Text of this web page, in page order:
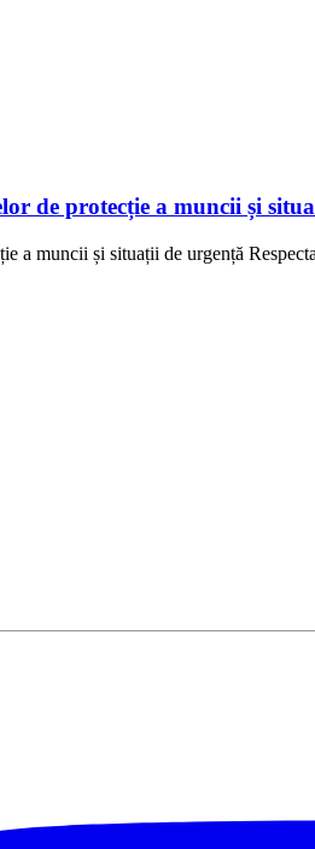
de protecție a muncii și
a muncii și situații de urgență